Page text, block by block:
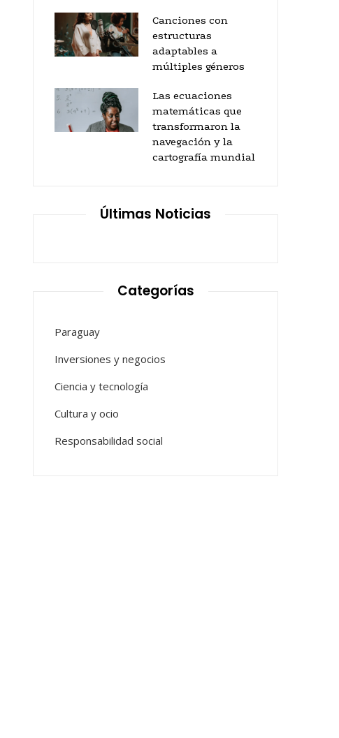
Canciones con
estructuras
adaptables a
múltiples géneros
Las ecuaciones
matemáticas que
transformaron la
navegación y la
cartografía mundial
Últimas Noticias
Categorías
Paraguay
Inversiones y negocios
Ciencia y tecnología
Cultura y ocio
Responsabilidad social